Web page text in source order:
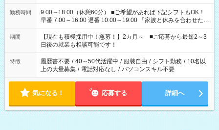
勤務時間
9:00～18:00（休憩60分） ■ご希望があれば下記シフトもOK！
早番 7:00～16:00 遅番 10:00～19:00 「家族と休みを合わせた
い」 「余裕を持って夕飯の準備がしたい」 「できれば残業はし
たくない」 など、ご希望を教えてくださいね。 ※Wワーク希望
の方へ 今ご覧のお仕事で希望する勤務時間と、もう1つのお仕事
の勤務時間。 合計で週40時間を超える場合は応募できません。
期間
【現在も積極採用中！急募！】2カ月～ ■ご応募から最短2～3
日後の就業も相談可能です！
特徴 履歴書不要 / 40～50代活躍中 / 服装自由 / シフト勤務 / 10名以
上の大量募集 / 電話対応なし / パソコンスキル不要
気になる！ 応募する 詳細へ